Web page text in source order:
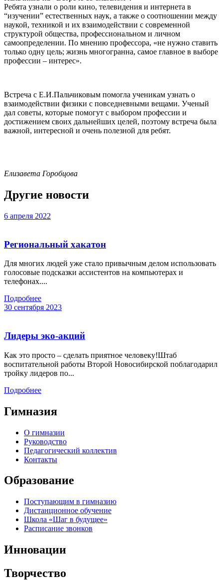
Ребята узнали о роли кино, телевидения и интернета в
“изучении” естественных наук, а также о соотношении между
наукой, техникой и их взаимодействии с современной
структурой общества, профессиональном и личном
самоопределении. По мнению профессора, «не нужно ставить
только одну цель; жизнь многогранна, самое главное в выборе
профессии – интерес».
Встреча с Е.И.Пальчиковым помогла ученикам узнать о
взаимодействии физики с повседневными вещами. Ученый
дал советы, которые помогут с выбором профессии и
достижением своих дальнейших целей, поэтому встреча была
важной, интересной и очень полезной для ребят.
Елизавета Горобцова
Другие новости
6 апреля 2022
Региональный хакатон
Для многих людей уже стало привычным делом использовать
голосовые подсказки ассистентов на компьютерах и
телефонах....
Подробнее
30 сентября 2023
Лидеры эко-акций
Как это просто – сделать приятное человеку!Штаб
воспитательной работы Второй Новосибирской поблагодарил
тройку лидеров по...
Подробнее
Гимназия
О гимназии
Руководство
Педагогический коллектив
Контакты
Образование
Поступающим в гимназию
Дистанционное обучение
Школа «Шаг в будущее»
Расписание звонков
Инновации
Творчество